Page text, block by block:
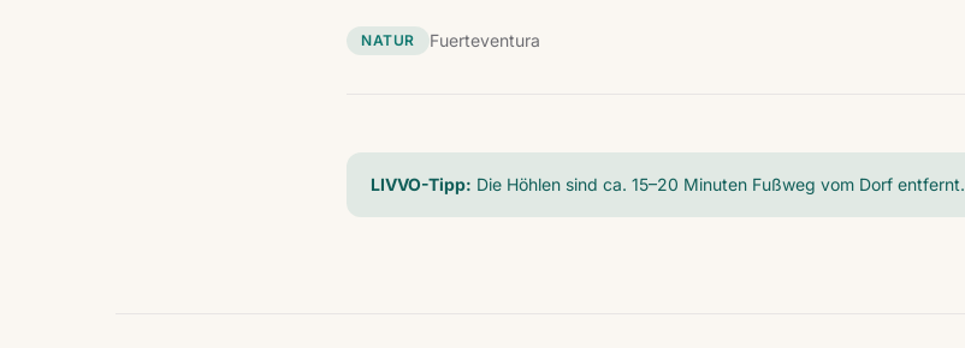
NATUR Fuerteventura
LIVVO-Tipp: Die Höhlen sind ca. 15–20 Minuten Fußweg vom Dorf entfernt.